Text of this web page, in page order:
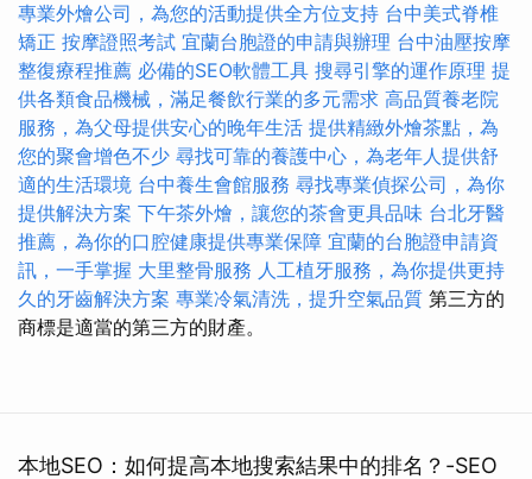
專業外燴公司，為您的活動提供全方位支持 台中美式脊椎
矯正 按摩證照考試 宜蘭台胞證的申請與辦理 台中油壓按摩
整復療程推薦 必備的SEO軟體工具 搜尋引擎的運作原理 提
供各類食品機械，滿足餐飲行業的多元需求 高品質養老院
服務，為父母提供安心的晚年生活 提供精緻外燴茶點，為
您的聚會增色不少 尋找可靠的養護中心，為老年人提供舒
適的生活環境 台中養生會館服務 尋找專業偵探公司，為你
提供解決方案 下午茶外燴，讓您的茶會更具品味 台北牙醫
推薦，為你的口腔健康提供專業保障 宜蘭的台胞證申請資
訊，一手掌握 大里整骨服務 人工植牙服務，為你提供更持
久的牙齒解決方案 專業冷氣清洗，提升空氣品質 第三方的
商標是適當的第三方的財產。
本地SEO：如何提高本地搜索結果中的排名？-SEO